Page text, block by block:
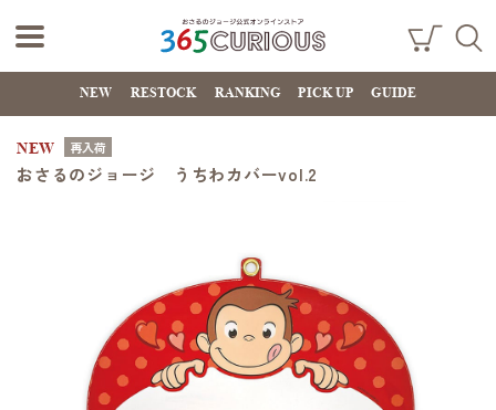
おさるのジョー
ジ公式オンライ
365CURIOUS
ング
カー
NEW RESTOCK RANKING PICK UP GUIDE
NEW 再入荷
おさるのジョージ うちわカバーvol.2